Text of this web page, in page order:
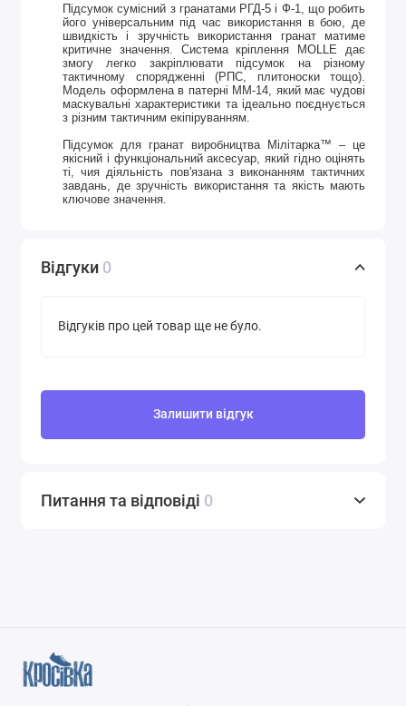
Підсумок сумісний з гранатами РГД-5 і Ф-1, що робить
його універсальним під час використання в бою, де
швидкість і зручність використання гранат матиме
критичне значення. Система кріплення MOLLE дає
змогу легко закріплювати підсумок на різному
тактичному спорядженні (РПС, плитоноски тощо).
Модель оформлена в патерні ММ-14, який має чудові
маскувальні характеристики та ідеально поєднується
з різним тактичним екіпіруванням.
Підсумок для гранат виробництва Мілітарка™ – це
якісний і функціональний аксесуар, який гідно оцінять
ті, чия діяльність пов'язана з виконанням тактичних
завдань, де зручність використання та якість мають
ключове значення.
Відгуки 0
Відгуків про цей товар ще не було.
Залишити відгук
Питання та відповіді 0